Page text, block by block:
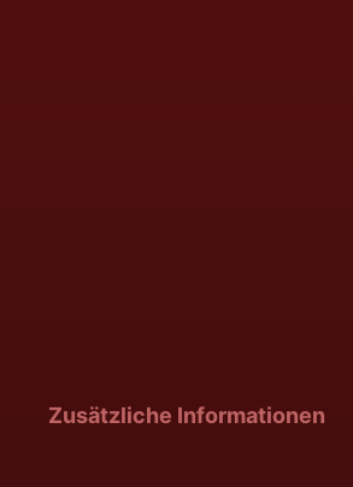
Zusätzliche Informationen